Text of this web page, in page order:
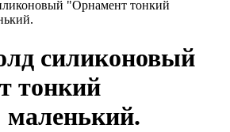
"Орнамент тонкий
силиконовый
тонкий